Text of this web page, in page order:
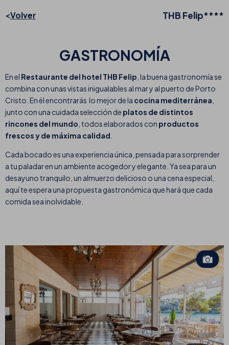
Volver THB Felip****
GASTRONOMÍA
En el Restaurante del hotel THB Felip , la buena gastronomía se
combina con unas vistas inigualables al mar y al puerto de Porto
Cristo. En él encontrarás lo mejor de la cocina mediterránea
junto con una cuidada selección de platos de distintos
rincones del mundo , todos elaborados con productos
frescos y de máxima calidad
Cada bocado es una experiencia única, pensada para sorprender
a tu paladar en un ambiente acogedor y elegante. Ya sea para un
desayuno tranquilo, un almuerzo delicioso o una cena especial,
aquí te espera una propuesta gastronómica que hará que cada
comida sea inolvidable.